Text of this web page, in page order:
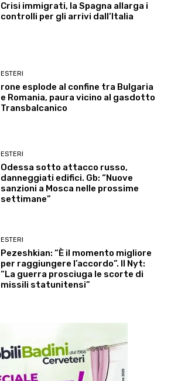
Crisi immigrati, la Spagna allarga i
controlli per gli arrivi dall’Italia
ESTERI
rone esplode al confine tra Bulgaria
e Romania, paura vicino al gasdotto
Transbalcanico
ESTERI
Odessa sotto attacco russo,
danneggiati edifici. Gb: “Nuove
sanzioni a Mosca nelle prossime
settimane”
ESTERI
Pezeshkian: “È il momento migliore
per raggiungere l’accordo”. Il Nyt:
“La guerra prosciuga le scorte di
missili statunitensi”